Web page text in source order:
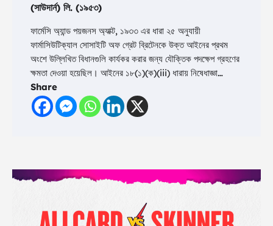
(সাউদার্ন) লি. (১৯৫৩)
ফার্মেসি অ্যান্ড পয়জনস অ্যাক্ট, ১৯৩৩ এর ধারা ২৫ অনুযায়ী
ফার্মাসিউটিক্যাল সোসাইটি অফ গ্রেট ব্রিটেনকে উক্ত আইনের প্রথম
অংশে উল্লিখিত বিধানগুলি কার্যকর করার জন্য যৌক্তিক পদক্ষেপ গ্রহণের
ক্ষমতা দেওয়া হয়েছিল। আইনের ১৮(১)(ক)(iii) ধারায় নিষেধাজ্ঞা…
Share